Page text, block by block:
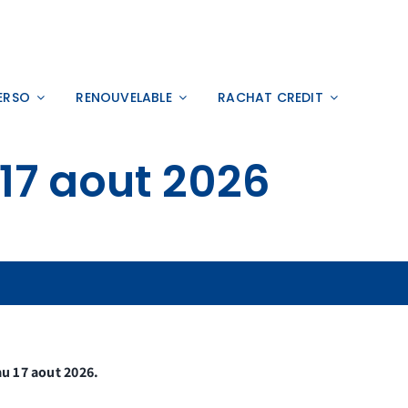
RENOUVELABLE RACHAT CREDIT
aout 2026
17 aout 2026.